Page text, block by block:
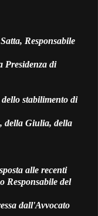
Responsabile
Presidenza di
stabilimento di
della Giulia, della
alle recenti
Responsabile del
dall'Avvocato